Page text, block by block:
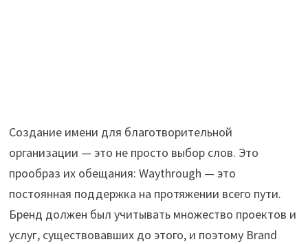
Создание имени для благотворительной
организации — это не просто выбор слов. Это
прообраз их обещания: Waythrough — это
постоянная поддержка на протяжении всего пути.
Бренд должен был учитывать множество проектов и
услуг, существовавших до этого, и поэтому Brand